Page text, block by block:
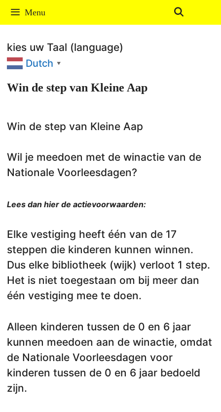
Ga
naar
inhoud
Menu
kies uw Taal (language)
Dutch ▼
Win de step van Kleine Aap
Win de step van Kleine Aap
Wil je meedoen met de winactie van de
Nationale Voorleesdagen?
Lees dan hier de actievoorwaarden:
Elke vestiging heeft één van de 17
steppen die kinderen kunnen winnen.
Dus elke bibliotheek (wijk) verloot 1 step.
Het is niet toegestaan om bij meer dan
één vestiging mee te doen.
Alleen kinderen tussen de 0 en 6 jaar
kunnen meedoen aan de winactie, omdat
de Nationale Voorleesdagen voor
kinderen tussen de 0 en 6 jaar bedoeld
zijn.